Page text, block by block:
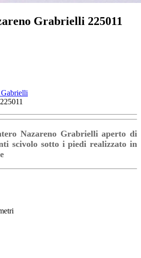
Grabrielli 225011
Nazareno Grabrielli aperto di
scivolo sotto i piedi realizzato in